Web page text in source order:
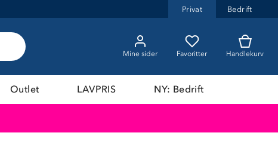
Privat Bedrift
Mine sider Favoritter Handlekurv
Outlet LAVPRIS NY: Bedrift